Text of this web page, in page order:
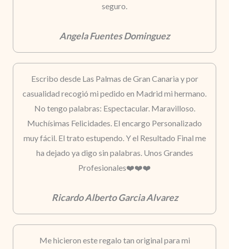
seguro.
Angela Fuentes Dominguez
Escribo desde Las Palmas de Gran Canaria y por
casualidad recogió mi pedido en Madrid mi hermano.
No tengo palabras: Espectacular. Maravilloso.
Muchísimas Felicidades. El encargo Personalizado
muy fácil. El trato estupendo. Y el Resultado Final me
ha dejado ya digo sin palabras. Unos Grandes
Profesionales❤️❤️❤️
Ricardo Alberto Garcia Alvarez
Me hicieron este regalo tan original para mi